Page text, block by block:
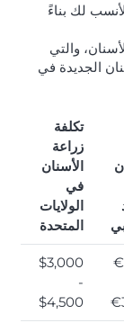
لك بناءً
والتي
الجديدة في
تكلفة
زراعة
الأسنان
في
الولايات
المتحدة
$3,000
-
$4,500